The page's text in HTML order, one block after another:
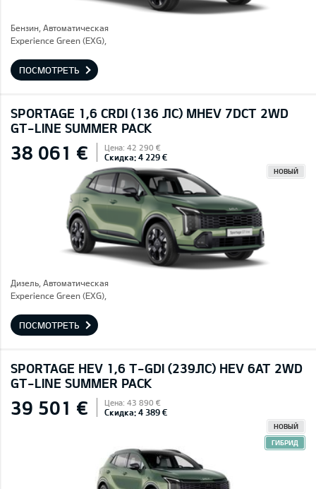
Бензин, Автоматическая
Experience Green (EXG),
ПОСМОТРЕТЬ
SPORTAGE 1,6 CRDI (136 ЛС) MHEV 7DCT 2WD
GT-LINE SUMMER PACK
38 061 € Цена: 42 290 €
Скидка: 4 229 €
НОВЫЙ
Дизель, Автоматическая
Experience Green (EXG),
ПОСМОТРЕТЬ
SPORTAGE HEV 1,6 T-GDI (239ЛС) HEV 6AT 2WD
GT-LINE SUMMER PACK
39 501 € Цена: 43 890 €
Скидка: 4 389 €
НОВЫЙ
ГИБРИД